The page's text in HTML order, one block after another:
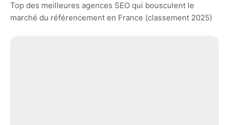
Top des meilleures agences SEO qui bousculent le
marché du référencement en France (classement 2025)